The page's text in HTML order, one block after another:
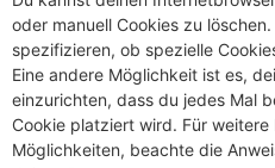
oder manuell Cookies zu
spezifizieren, ob spezielle
Eine andere Möglichkeit ist es,
einzurichten, dass du jedes Mal
Cookie platziert wird. Für
Möglichkeiten, beachte die